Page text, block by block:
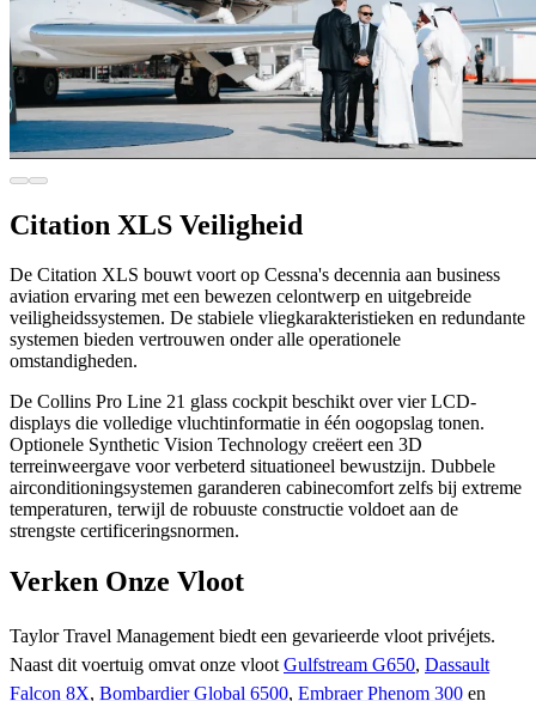
Citation XLS Veiligheid
De Citation XLS bouwt voort op Cessna's decennia aan business
aviation ervaring met een bewezen celontwerp en uitgebreide
veiligheidssystemen. De stabiele vliegkarakteristieken en redundante
systemen bieden vertrouwen onder alle operationele
omstandigheden.
De Collins Pro Line 21 glass cockpit beschikt over vier LCD-
displays die volledige vluchtinformatie in één oogopslag tonen.
Optionele Synthetic Vision Technology creëert een 3D
terreinweergave voor verbeterd situationeel bewustzijn. Dubbele
airconditioningsystemen garanderen cabinecomfort zelfs bij extreme
temperaturen, terwijl de robuuste constructie voldoet aan de
strengste certificeringsnormen.
Verken Onze Vloot
Taylor Travel Management biedt een gevarieerde vloot privéjets.
Naast dit voertuig omvat onze vloot Gulfstream G650, Dassault
Falcon 8X, Bombardier Global 6500, Embraer Phenom 300 en